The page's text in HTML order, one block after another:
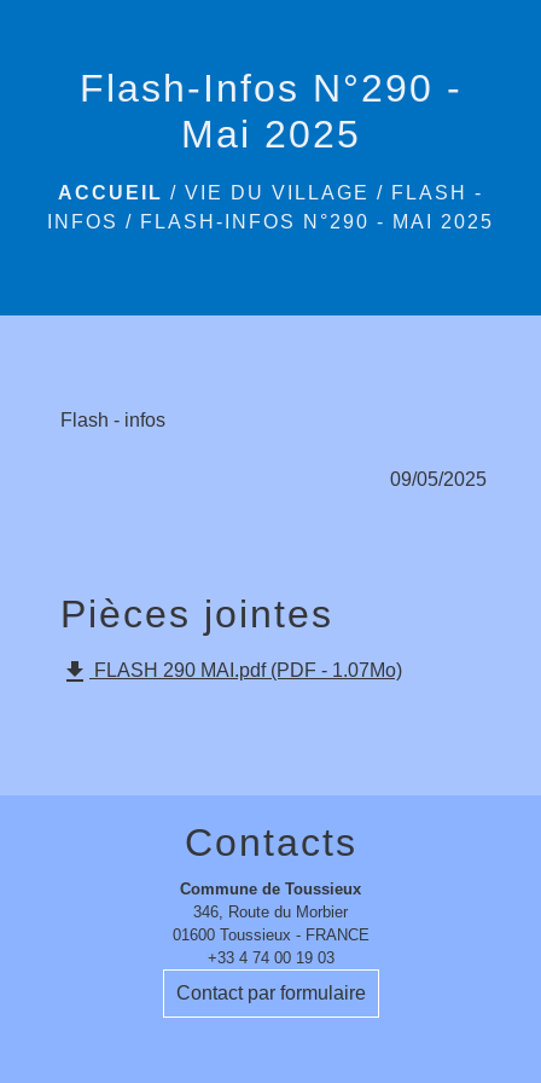
Flash-Infos N°290 -
Mai 2025
ACCUEIL / VIE DU VILLAGE / FLASH -
INFOS / FLASH-INFOS N°290 - MAI 2025
Flash - infos
09/05/2025
Pièces jointes
file_download FLASH 290 MAI.pdf (PDF - 1.07Mo)
Contacts
Commune de Toussieux
346, Route du Morbier
01600 Toussieux - FRANCE
+33 4 74 00 19 03
Contact par formulaire